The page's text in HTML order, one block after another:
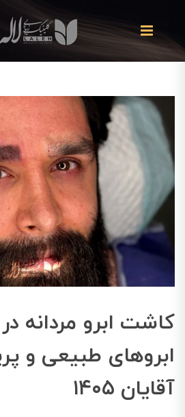
کاشت ابرو مردانه
ابروهای طبیعی و
آقایان ۱۴۰۵